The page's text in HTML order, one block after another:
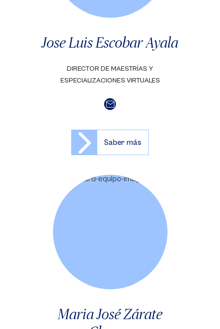
Jose Luis Escobar Ayala
DIRECTOR DE MAESTRÍAS Y
ESPECIALIZACIONES VIRTUALES
Saber más
Maria José Zárate